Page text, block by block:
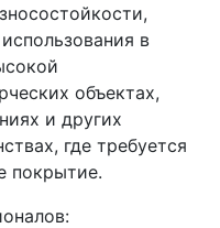
в
объектах,
и других
где требуется
покрытие.